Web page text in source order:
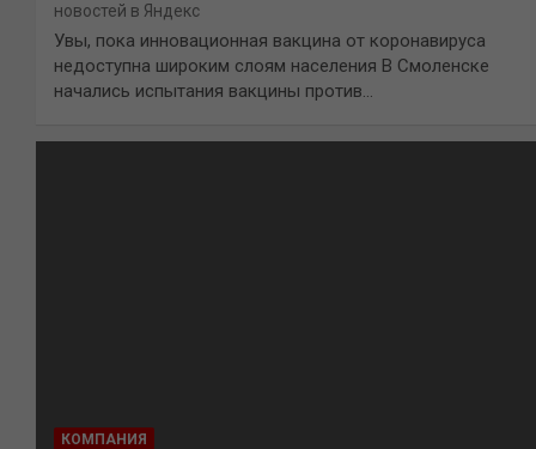
новостей в Яндекс
Увы, пока инновационная вакцина от коронавируса
недоступна широким слоям населения В Смоленске
начались испытания вакцины против…
КОМПАНИЯ